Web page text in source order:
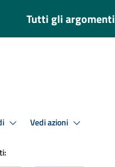
Tutti gli argomenti
Vedi azioni